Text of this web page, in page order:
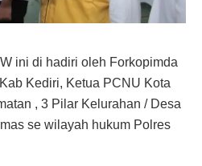
ini di hadiri oleh Forkopimda
Kediri, Ketua PCNU Kota
, 3 Pilar Kelurahan / Desa
se wilayah hukum Polres